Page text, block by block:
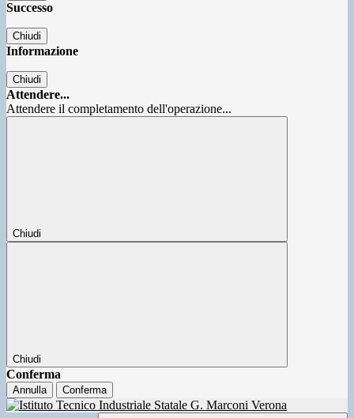
Successo
Chiudi
Informazione
Chiudi
Attendere...
Attendere il completamento dell'operazione...
Chiudi
Chiudi
Conferma
Annulla Conferma